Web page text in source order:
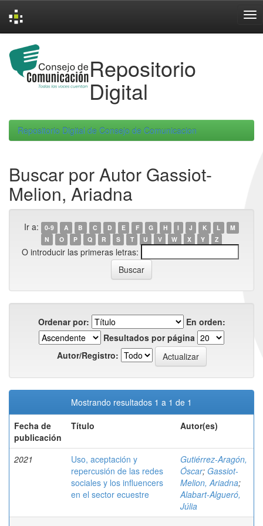
navigation
Repositorio
Digital
Repositorio Digital de Consejo de Comunicacion
Buscar por Autor Gassiot-
Melion, Ariadna
Ir a: 0-9 A B C D E F G H I J K L
M
N
O P Q R S T U V W X Y Z
O introducir las primeras letras:
Ordenar por:
En orden:
Resultados por página
Autor/Registro:
Mostrando resultados 1 a 1 de 1
Fecha de
publicación
Título Autor(es)
2021
Uso, aceptación y
repercusión de las redes
sociales y los influencers
en el sector ecuestre
Gutiérrez-Aragón,
Óscar; Gassiot-
Melion, Ariadna;
Alabart-Algueró,
Júlia